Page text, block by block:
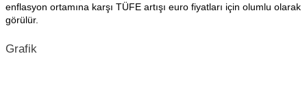
enflasyon ortamına karşı TÜFE artışı euro fiyatları için olumlu olarak
görülür.
Grafik